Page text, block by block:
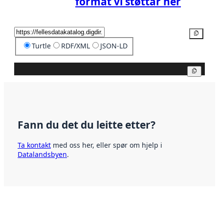
Turtle RDF/XML JSON-LD
Fann du det du leitte etter?
Ta kontakt med oss her, eller spør om hjelp i
Datalandsbyen.